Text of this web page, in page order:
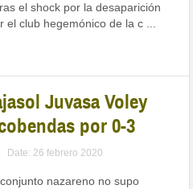
el shock por la desaparición
el club hegemónico de la c ...
Juvasa Voley
por 0-3
Date: 26 febrero 2020
nazareno no supo